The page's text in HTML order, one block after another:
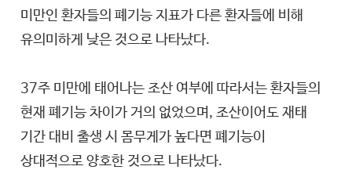
미만인 환자들의 폐기능 지표가 다른 환자들에 비해
유의미하게 낮은 것으로 나타났다.
37주 미만에 태어나는 조산 여부에 따라서는 환자들의
현재 폐기능 차이가 거의 없었으며, 조산이어도 재태
기간 대비 출생 시 몸무게가 높다면 폐기능이
상대적으로 양호한 것으로 나타났다.